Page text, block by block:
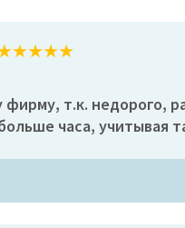
т.к. недорого,
часа, учитывая